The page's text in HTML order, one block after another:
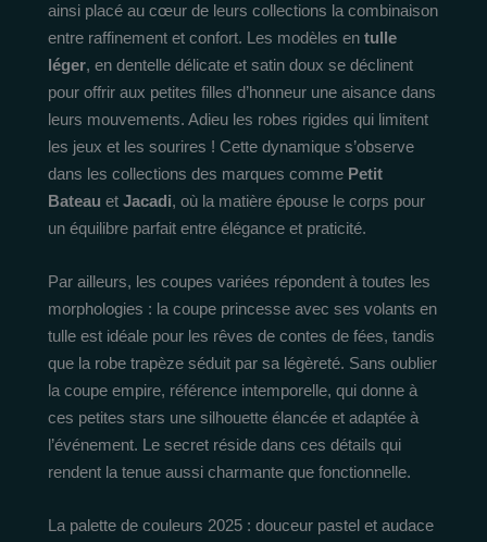
ainsi placé au cœur de leurs collections la combinaison
entre raffinement et confort. Les modèles en tulle
léger, en dentelle délicate et satin doux se déclinent
pour offrir aux petites filles d’honneur une aisance dans
leurs mouvements. Adieu les robes rigides qui limitent
les jeux et les sourires ! Cette dynamique s’observe
dans les collections des marques comme Petit
Bateau et Jacadi, où la matière épouse le corps pour
un équilibre parfait entre élégance et praticité.
Par ailleurs, les coupes variées répondent à toutes les
morphologies : la coupe princesse avec ses volants en
tulle est idéale pour les rêves de contes de fées, tandis
que la robe trapèze séduit par sa légèreté. Sans oublier
la coupe empire, référence intemporelle, qui donne à
ces petites stars une silhouette élancée et adaptée à
l’événement. Le secret réside dans ces détails qui
rendent la tenue aussi charmante que fonctionnelle.
La palette de couleurs 2025 : douceur pastel et audace